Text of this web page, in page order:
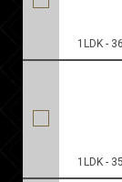
1LDK -
1LDK -